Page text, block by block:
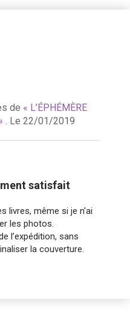
de « L’ÉPHÉMÈRE
. Le 22/01/2019
satisfait
livres, même si je n'ai
les photos.
l’expédition, sans
la couverture.